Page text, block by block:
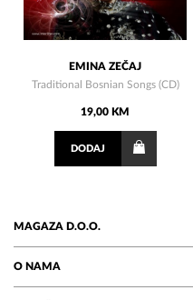
EMINA ZEČAJ
Traditional Bosnian Songs (CD)
19,00 KM
DODAJ
MAGAZA D.O.O.
O NAMA